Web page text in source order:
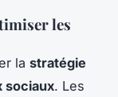
les
la stratégie
sociaux. Les